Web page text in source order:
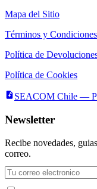
Mapa del Sitio
Términos y Condiciones
Política de
Política de Cookies
SEACOM Chile —
Newsletter
Recibe novedades,
correo.